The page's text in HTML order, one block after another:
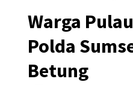
Warga
Polda
Betung